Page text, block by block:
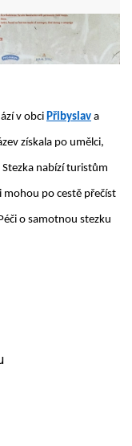
v obci Přibyslav a
získala po umělci,
nabízí turistům
mohou po cestě přečíst
o samotnou stezku